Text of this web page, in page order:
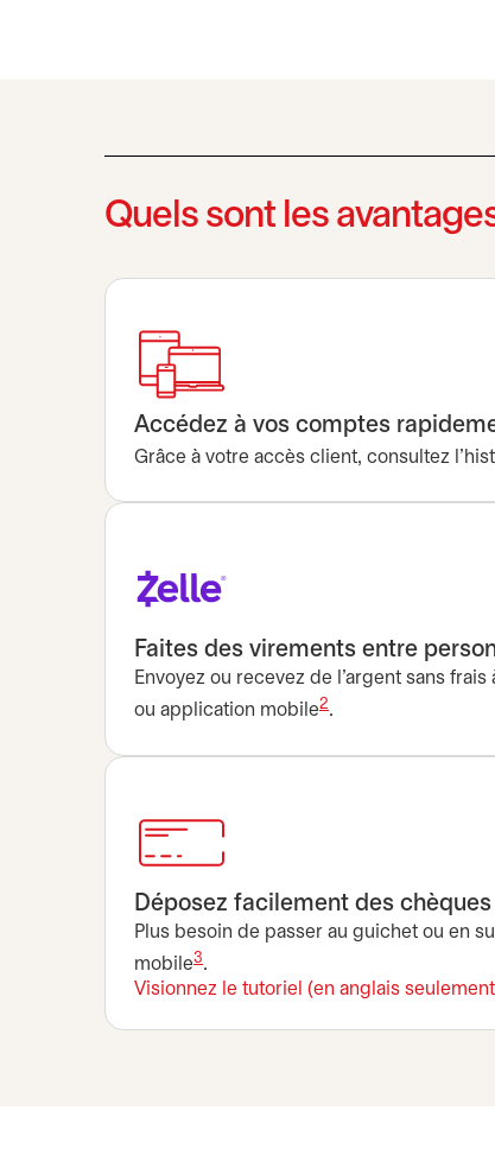
Quels sont les
Accédez à vos comptes
Grâce à votre accès client, consultez
Faites des virements entre
Envoyez ou recevez de l’argent sans
ou application mobile2.
Déposez facilement des chèques
Plus besoin de passer au guichet ou en
mobile3.
Visionnez le tutoriel (en anglais
s’ouvre dans un nouvel onglet